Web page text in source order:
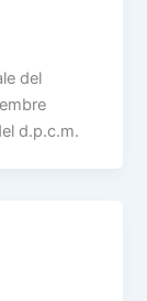
del
d.p.c.m.